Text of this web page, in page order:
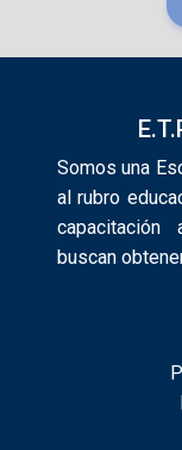
Somos una
al rubro
buscan